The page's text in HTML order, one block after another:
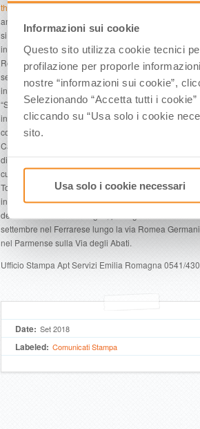
Informazioni sui cookie
Questo sito utilizza cookie tecnici
profilazione per proporle
nostre “informazioni sui cookie”,
Selezionando “Accetta tutti i
cliccando su “Usa solo i cookie
sito.
Usa solo i cookie necessari
thecommonwander.com, taccuino di viaggio on line
amanti dell’avventura che conta 50mila followers su
si aggiungono quelli dei canali Facebook e Youtube.
in cinque giorni percorrerà l’intero Cammino
Rossena per arrivare a San Pellegrino in Alpe,
settembre affronterà la seconda tappa, da Marola a
incrocerà i partecipanti di questo secondo
“Social Trek”. La diffusione in rete del prodotto
internazionali coinvolge APT Servizi Emilia
coordinamento dei Comuni della Via Matildica
Casina, Carpineti, Toano e Villa Minozzo) e il
di Reggio Emilia, degli amici del Castello di Rossena,
culturale Matilde di Canossa e del Parco Nazionale
Tosco-Emiliano. “Social Trek” invece, iniziativa
interno, lanciata da APT Servizi in collaborazione
dei Cammini lo scorso luglio, proseguirà con altri due
settembre nel Ferrarese lungo la via Romea
nel Parmense sulla Via degli Abati.
Ufficio Stampa Apt Servizi Emilia Romagna 0541/
Date: Set 2018
Labeled: Comunicati Stampa